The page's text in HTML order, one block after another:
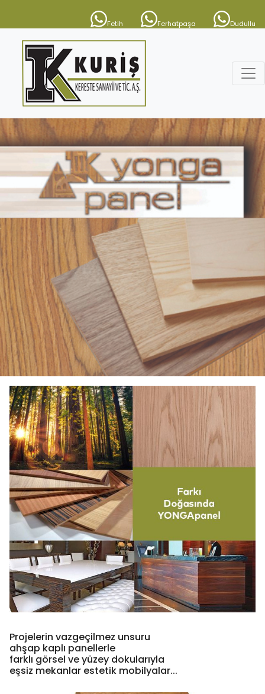
Fetih Ferhatpaşa Dudullu
Projelerin vazgeçilmez unsuru
ahşap kaplı panellerle
farklı görsel ve yüzey dokularıyla
eşsiz mekanlar estetik mobilyalar...